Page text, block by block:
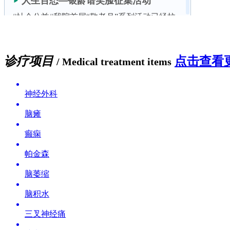
诊疗项目 / Medical treatment items 点击查看
神经外科
脑瘫
癫痫
帕金森
脑萎缩
脑积水
三叉神经痛